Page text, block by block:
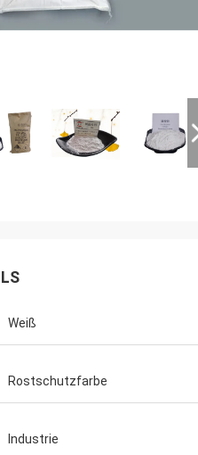
Weiß
Rostschutzfarbe
Industrie